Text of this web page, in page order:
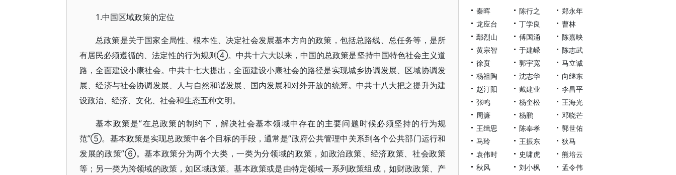
1.中国区域政策的定位
总政策是关于国家全局性、根本性、决定社会发展基本方向的政策，包括总路线、总任务等，是所
有居民必须遵循的、法定性的行为规则④。中共十六大以来，中国的总政策是坚持中国特色社会主义道
路，全面建设小康社会。中共十七大提出，全面建设小康社会的路径是实现城乡协调发展、区域协调发
展、经济与社会协调发展、人与自然和谐发展、国内发展和对外开放的统筹。中共十八大把之提升为建
设政治、经济、文化、社会和生态五种文明。
基本政策是“在总政策的制约下，解决社会基本领域中存在的主要问题时候必须坚持的行为规
范”⑤。基本政策是实现总政策中各个目标的手段，通常是“政府公共管理中关系到各个公共部门运行和
发展的政策”⑥。基本政策分为两个大类，一类为分领域的政策，如政治政策、经济政策、社会政策
等；另一类为跨领域的政策，如区域政策。基本政策或是由特定领域一系列政策组成，如财政政策、产
秦晖 陈行之
郑永年
龙应台
丁学良
曹林
鄢烈山
傅国涌
陈嘉映
黄宗智
于建嵘
陈志武
徐贲
郭宇宽
马立诚
杨祖陶
沈志华
向继东
赵汀阳
戴建业
李昌平
张鸣
杨奎松
王海光
周濂
杨鹏
邓晓芒
王缉思
陈奉孝
郭世佑
马玲
王振东
狄马
袁伟时
史啸虎
熊培云
秋风
刘小枫
孟令伟